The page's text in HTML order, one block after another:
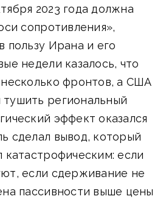
2023 года должна
сопротивления»,
пользу Ирана и его
недели казалось, что
несколько фронтов, а США
региональный
эффект оказался
сделал вывод, который
катастрофическим: если
если сдерживание не
пассивности выше цены